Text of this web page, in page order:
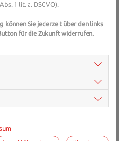
anfälliger für Infektionen macht.
Bronchitis und
können Menschen mit Down-
wie
heute deutlich
können zum Beispiel
1 lit. a. DSGVO).
können Sie jederzeit über den links
für die Zukunft widerrufen.